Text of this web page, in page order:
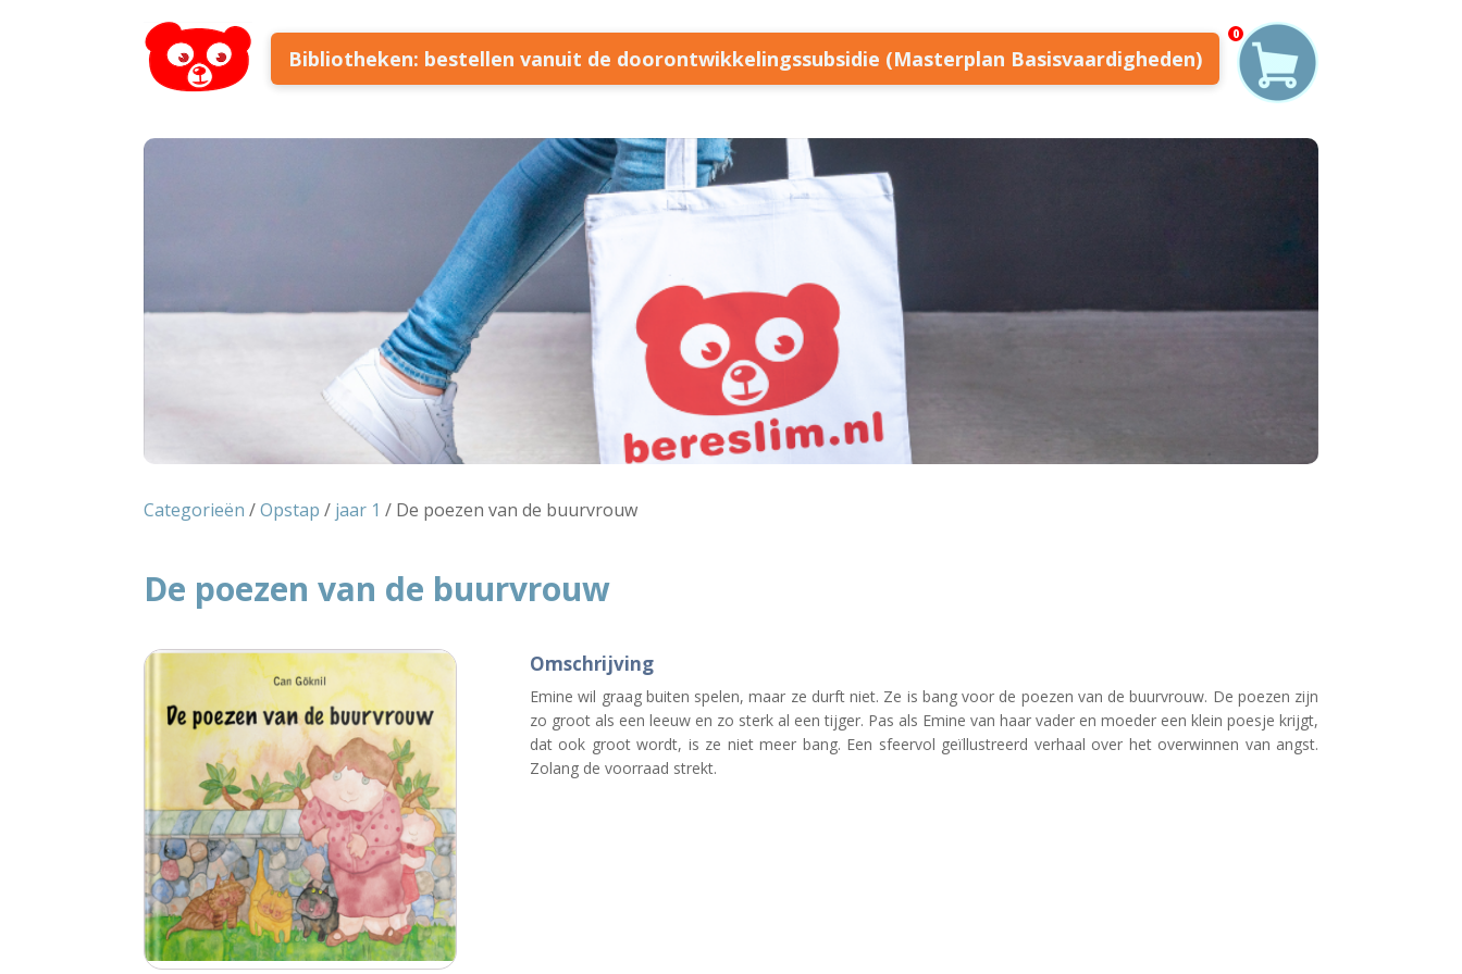
Bibliotheken: bestellen vanuit de doorontwikkelingssubsidie (Masterplan Basisvaardigheden)
0
Categorieën /Opstap / jaar 1 / De poezen van de buurvrouw
De poezen van de buurvrouw
Omschrijving
Emine wil graag buiten spelen, maar ze durft niet. Ze is bang voor de poezen van de buurvrouw. De poezen zijn
zo groot als een leeuw en zo sterk al een tijger. Pas als Emine van haar vader en moeder een klein poesje krijgt,
dat ook groot wordt, is ze niet meer bang. Een sfeervol geïllustreerd verhaal over het overwinnen van angst.
Zolang de voorraad strekt.